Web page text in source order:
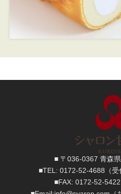
■ 〒036-0367 青森
■TEL: 0172-52-4688 （
■FAX: 0172-52-5422